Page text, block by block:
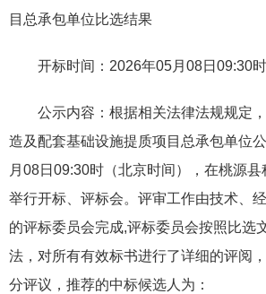
目总承包单位比选结果
开标时间：2026年05月08日09:30时
公示内容：根据相关法律法规规定
造及配套基础设施提质项目总承包单位
月08日09:30时（北京时间），在桃源
举行开标、评标会。评审工作由技术、
的评标委员会完成,评标委员会按照比选
法，对所有有效标书进行了详细的评阅
分评议，推荐的中标候选人为：